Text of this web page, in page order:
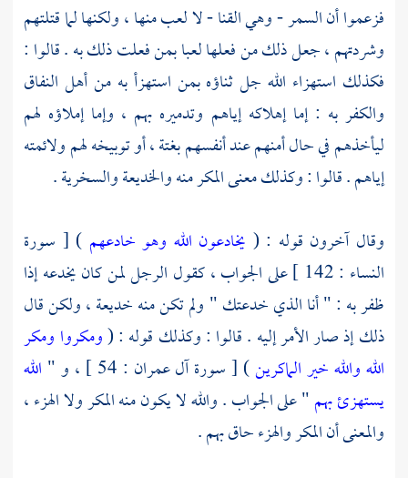
فزعموا أن السمر - وهي القنا - لا لعب منها ، ولكنها لما قتلتهم
وشردتهم ، جعل ذلك من فعلها لعبا بمن فعلت ذلك به . قالوا :
فكذلك استهزاء الله جل ثناؤه بمن استهزأ به من أهل النفاق
والكفر به : إما إهلاكه إياهم وتدميره بهم ، وإما إملاؤه لهم
ليأخذهم في حال أمنهم عند أنفسهم بغتة ، أو توبيخه لهم ولائمته
إياهم . قالوا : وكذلك معنى المكر منه والخديعة والسخرية .
وقال آخرون قوله : ( يخادعون الله وهو خادعهم ) [ سورة
النساء : 142 ] على الجواب ، كقول الرجل لمن كان يخدعه إذا
ظفر به : " أنا الذي خدعتك " ولم تكن منه خديعة ، ولكن قال
ذلك إذ صار الأمر إليه . قالوا : وكذلك قوله : (ومكروا ومكر
الله والله خير الماكرين) [ سورة آل عمران : 54 ] ، و "
الله
يستهزئ بهم" على الجواب . والله لا يكون منه المكر ولا الهزء ،
والمعنى أن المكر والهزء حاق بهم .